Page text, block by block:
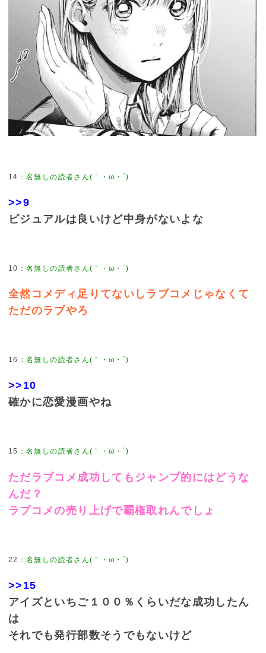
14 ：名無しの読者さん(｀・ω・´)
>>9
ビジュアルは良いけど中身がないよな
10 ：名無しの読者さん(｀・ω・´)
全然コメディ足りてないしラブコメじゃなくて
ただのラブやろ
16 ：名無しの読者さん(｀・ω・´)
>>10
確かに恋愛漫画やね
15 ：名無しの読者さん(｀・ω・´)
ただラブコメ成功してもジャンプ的にはどうな
んだ？
ラブコメの売り上げで覇権取れんでしょ
22 ：名無しの読者さん(｀・ω・´)
>>15
アイズといちご１００％くらいだな成功したん
は
それでも発行部数そうでもないけど